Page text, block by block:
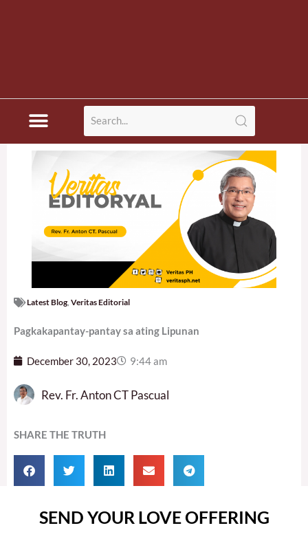
Latest Blog Veritas Editorial
Pagkakapantay-pantay sa ating Lipunan
December 30, 2023 9:44 am
Rev. Fr. Anton CT Pascual
SHARE THE TRUTH
SEND YOUR LOVE OFFERING